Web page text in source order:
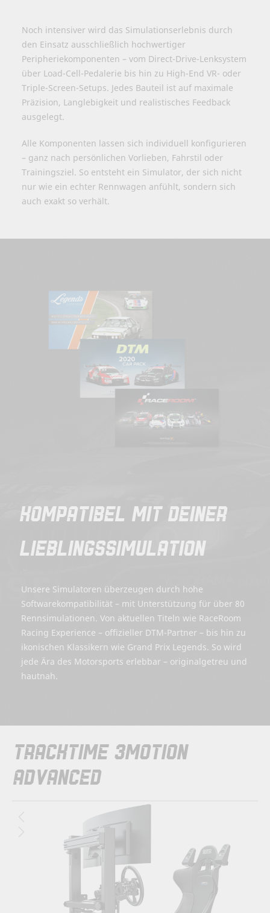
Noch intensiver wird das Simulationserlebnis durch
den Einsatz ausschließlich hochwertiger
Peripheriekomponenten – vom Direct-Drive-Lenksystem
über Load-Cell-Pedalerie bis hin zu High-End VR- oder
Triple-Screen-Setups. Jedes Bauteil ist auf maximale
Präzision, Langlebigkeit und realistisches Feedback
ausgelegt.
Alle Komponenten lassen sich individuell konfigurieren
– ganz nach persönlichen Vorlieben, Fahrstil oder
Trainingsziel. So entsteht ein Simulator, der sich nicht
nur wie ein echter Rennwagen anfühlt, sondern sich
auch exakt so verhält.
KOMPATIBEL MIT DEINER
LIEBLINGSSIMULATION
Unsere Simulatoren überzeugen durch hohe
Softwarekompatibilität – mit Unterstützung für über 80
Rennsimulationen. Von aktuellen Titeln wie RaceRoom
Racing Experience – offizieller DTM-Partner – bis hin zu
ikonischen Klassikern wie Grand Prix Legends. So wird
jede Ära des Motorsports erlebbar – originalgetreu und
hautnah.
TRACKTIME 3MOTION
ADVANCED